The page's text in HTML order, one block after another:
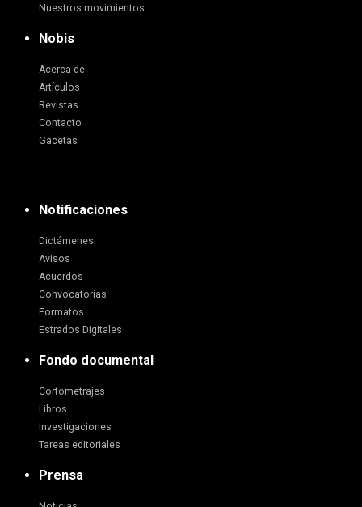
Nuestros movimientos
Nobis
Acerca de
Artículos
Revistas
Contacto
Gacetas
Notificaciones
Dictámenes
Avisos
Acuerdos
Convocatorias
Formatos
Estrados Digitales
Fondo documental
Cortometrajes
Libros
Investigaciones
Tareas editoriales
Prensa